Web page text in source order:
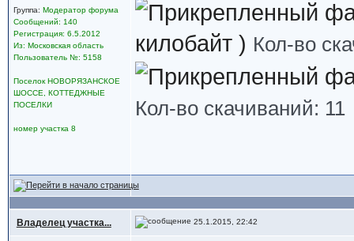
Группа: Модератор форума
Сообщений: 140
Регистрация: 6.5.2012
Из: Московская область
Пользователь №: 5158
Поселок НОВОРЯЗАНСКОЕ
ШОССЕ, КОТТЕДЖНЫЕ
ПОСЕЛКИ
номер участка 8
килобайт ) Кол-во
Кол-во скачиваний: 11
Владелец участка... 25.1.2015, 22:42